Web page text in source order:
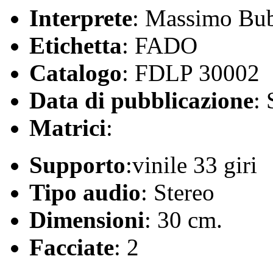
Interprete: Massimo
Etichetta: FADO
Catalogo: FDLP 30002
Data di pubblicazione:
Matrici:
Supporto:vinile 33 giri
Tipo audio: Stereo
Dimensioni: 30 cm.
Facciate: 2